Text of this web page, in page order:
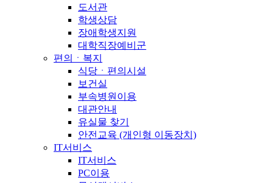
도서관
학생상담
장애학생지원
대학직장예비군
편의ㆍ복지
식당ㆍ편의시설
보건실
부속병원이용
대관안내
유실물 찾기
안전교육 (개인형 이동장치)
IT서비스
IT서비스
PC이용